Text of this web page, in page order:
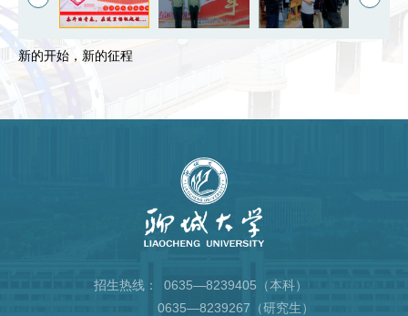
新的开始，新的征程
招生热线：
0635—8239405（本科）
0635—8239267（研究生）